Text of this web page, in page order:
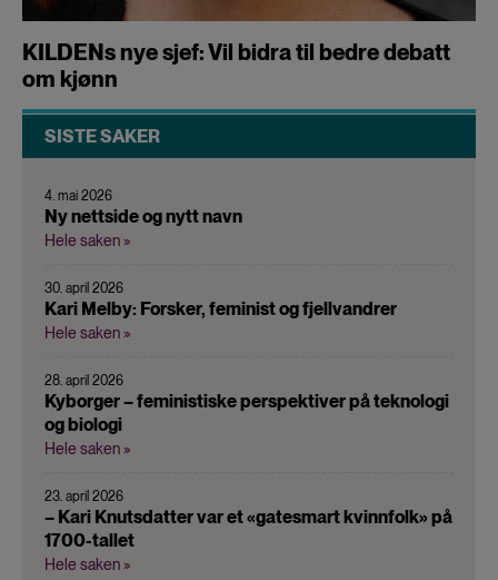
KILDENs nye sjef: Vil bidra til bedre debatt
om kjønn
SISTE SAKER
4. mai 2026
Ny nettside og nytt navn
Hele saken »
30. april 2026
Kari Melby: Forsker, feminist og fjellvandrer
Hele saken »
28. april 2026
Kyborger – feministiske perspektiver på teknologi
og biologi
Hele saken »
23. april 2026
– Kari Knutsdatter var et «gatesmart kvinnfolk» på
1700-tallet
Hele saken »